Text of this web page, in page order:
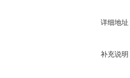
详细地址
补充说明